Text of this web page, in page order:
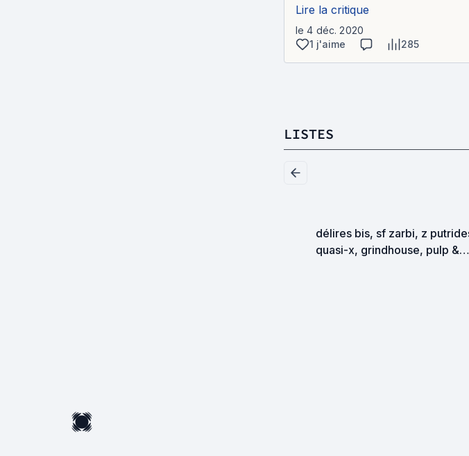
Lire la critique
le 4 déc. 2020
1 j'aime
285
LISTES
délires bis, sf zarbi, z
quasi-x, grindhouse, pulp &